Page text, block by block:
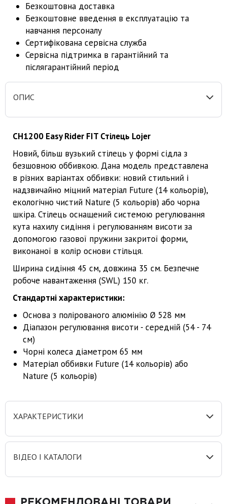
Безкоштовна доставка
Безкоштовне введення в експлуатацію та
навчання персоналу
Сертифікована сервісна служба
Сервісна підтримка в гарантійний та
післягарантійний період
ОПИС
CH1200 Easy Rider FIT Стілець Lojer
Новий, більш вузький стілець у формі сідла з
безшовною оббивкою. Дана модель представлена ​​
в різних варіантах оббивки: новий стильний і
надзвичайно міцний матеріал Future (14 кольорів),
екологічно чистий Nature (5 кольорів) або чорна
шкіра. Стілець оснащений системою регулювання
кута нахилу сидіння і регулюванням висоти за
допомогою газової пружини закритої форми,
виконаної в колір основи стільця.
Ширина сидіння 45 см, довжина 35 см. Безпечне
робоче навантаження (SWL) 150 кг.
Стандартні характеристики:
Основа з полірованого алюмінію Ø 528 мм
Діапазон регулювання висоти - середній (54 - 74
см)
Чорні колеса діаметром 65 мм
Матеріал оббивки Future (14 кольорів) або
Nature (5 кольорів)
ХАРАКТЕРИСТИКИ
ВІДЕО І КАТАЛОГИ